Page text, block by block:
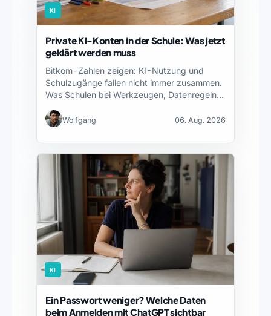
KI
Private KI-Konten in der Schule: Was jetzt
geklärt werden muss
Bitkom-Zahlen zeigen: KI-Nutzung und
Schulzugänge fallen nicht immer zusammen.
Was Schulen bei Werkzeugen, Datenregeln
Wolfgang 06. Aug. 2026
KI
Ein Passwort weniger? Welche Daten
beim Anmelden mit ChatGPT sichtbar